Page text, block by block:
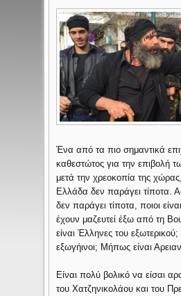
Ένα από τα πιο σημαντικά
καθεστώτος για την επιβολή
μετά την χρεοκοπία της
Ελλάδα δεν παράγει τίποτα.
δεν παράγει τίποτα, ποιοι
έχουν μαζευτεί έξω από τη
είναι Έλληνες του
εξωγήινοι; Μήπως είναι
Είναι πολύ βολικό να είσαι
του Χατζηνικολάου και του